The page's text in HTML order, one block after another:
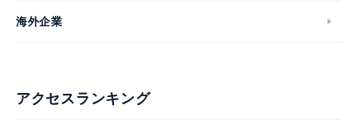
海外企業
アクセスランキング